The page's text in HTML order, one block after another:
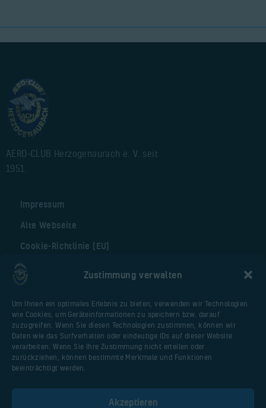
Zustimmung verwalten
Um Ihnen ein optimales Erlebnis zu bieten, verwenden wir Technologien
wie Cookies, um Geräteinformationen zu speichern bzw. darauf
zuzugreifen. Wenn Sie diesen Technologien zustimmen, können wir
Daten wie das Surfverhalten oder eindeutige IDs auf dieser Website
verarbeiten. Wenn Sie Ihre Zustimmung nicht erteilen oder
zurückziehen, können bestimmte Merkmale und Funktionen
beeinträchtigt werden.
Akzeptieren
AERO-CLUB Herzogenaurach e. V. seit
1951.
Impressum
Alte Webseite
Cookie-Richtlinie (EU)
Nützliche Seiten
Webseite Flugplatz
Vereinsfliegerportal
Huberschrauberschulung.de
Malter AIR Service
AOPA Deutschland
PPL-Theorieschule Uwe Dittmar / Anjte